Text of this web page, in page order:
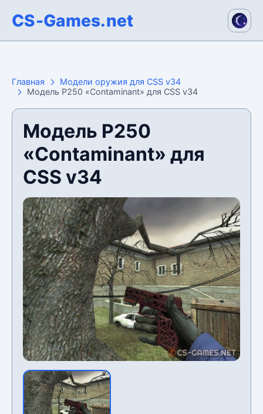
CS-Games.net
Главная
Модели оружия для CSS v34
Модель P250 «Contaminant» для CSS v34
Модель P250
«Contaminant» для
CSS v34